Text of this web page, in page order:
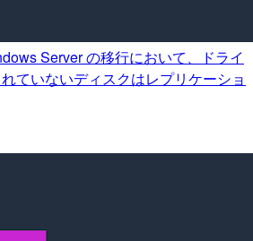
Server の移行において、ドライ
ていないディスクはレプリケーショ